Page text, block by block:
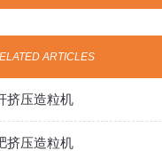
ARTICLES
挤压造粒机
挤压造粒机